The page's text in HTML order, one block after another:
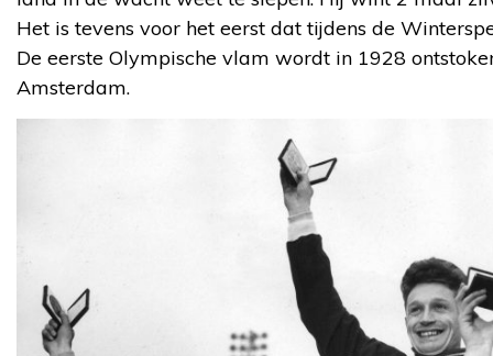
Het is tevens voor het eerst dat tijdens de
De eerste Olympische vlam wordt in 1928
Amsterdam.